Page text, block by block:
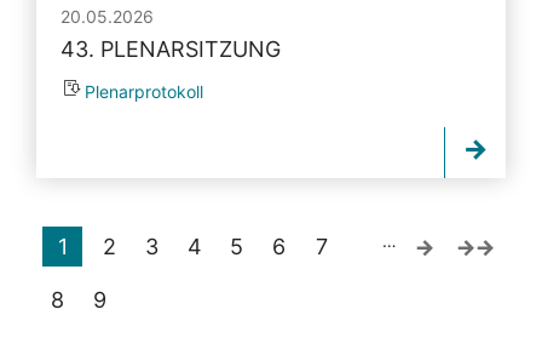
20.05.2026
43. PLENARSITZUNG
Plenarprotokoll
1 2 3 4 5 6 7
8 9
…